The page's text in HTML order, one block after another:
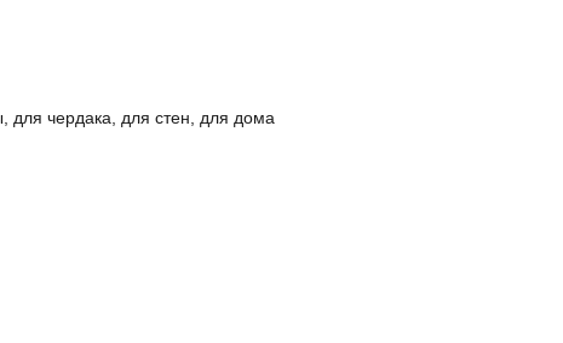
для чердака, для стен, для дома